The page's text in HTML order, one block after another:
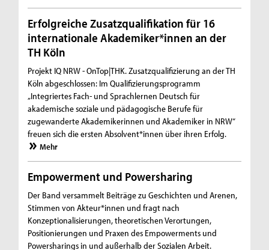
Erfolgreiche Zusatzqualifikation für 16
internationale Akademiker*innen an der
TH Köln
Projekt IQ NRW - OnTop|THK. Zusatzqualifizierung an der TH
Köln abgeschlossen: Im Qualifizierungsprogramm
„Integriertes Fach- und Sprachlernen Deutsch für
akademische soziale und pädagogische Berufe für
zugewanderte Akademikerinnen und Akademiker in NRW“
freuen sich die ersten Absolvent*innen über ihren Erfolg.
Mehr
Empowerment und Powersharing
Der Band versammelt Beiträge zu Geschichten und Arenen,
Stimmen von Akteur*innen und fragt nach
Konzeptionalisierungen, theoretischen Verortungen,
Positionierungen und Praxen des Empowerments und
Powersharings in und außerhalb der Sozialen Arbeit.